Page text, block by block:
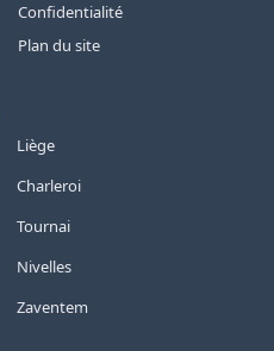
Confidentialité
Plan du site
Liège
Charleroi
Tournai
Nivelles
Zaventem